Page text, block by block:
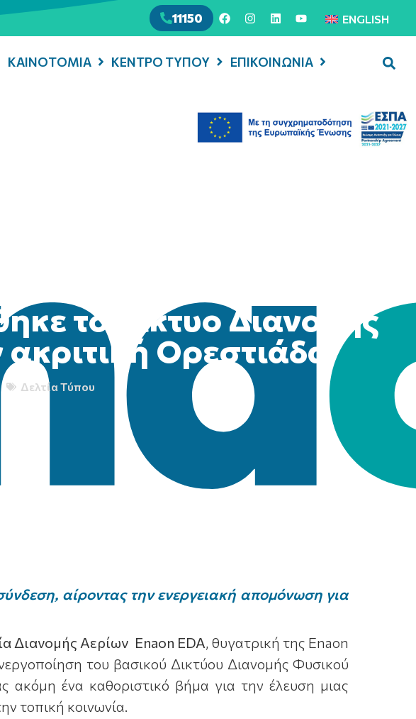
11150 ENGLISH
ΚΑΙΝΟΤΟΜΙΑ ΚΕΝΤΡΟ ΤΥΠΟΥ ΕΠΙΚΟΙΝΩΝΙΑ
το Δίκτυο Διανομής
Ορεστιάδα
Δελτία Τύπου
αίροντας την ενεργειακή απομόνωση για
Διανομής Αερίων Enaon EDA, θυγατρική της Enaon
του βασικού Δικτύου Διανομής Φυσικού
ακόμη ένα καθοριστικό βήμα για την έλευση μιας
τοπική κοινωνία.